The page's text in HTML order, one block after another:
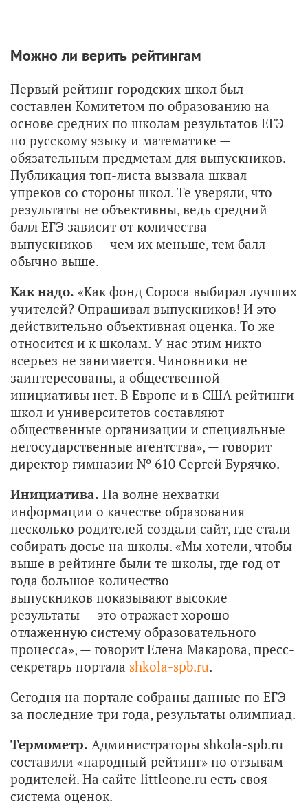
Можно ли верить рейтингам
Первый рейтинг городских школ был
составлен Комитетом по образованию на
основе средних по школам результатов ЕГЭ
по русскому языку и математике —
обязательным предметам для выпускников.
Публикация топ-листа вызвала шквал
упреков со стороны школ. Те уверяли, что
результаты не объективны, ведь средний
балл ЕГЭ зависит от количества
выпускников — чем их меньше, тем балл
обычно выше.
Как надо. «Как фонд Сороса выбирал лучших
учителей? Опрашивал выпускников! И это
действительно объективная оценка. То же
относится и к школам. У нас этим никто
всерьез не занимается. Чиновники не
заинтересованы, а общественной
инициативы нет. В Европе и в США рейтинги
школ и университетов составляют
общественные организации и специальные
негосударственные агентства», — говорит
директор гимназии № 610 Сергей Бурячко.
Инициатива. На волне нехватки
информации о качестве образования
несколько родителей создали сайт, где стали
собирать досье на школы. «Мы хотели, чтобы
выше в рейтинге были те школы, где год от
года большое количество
выпускников показывают высокие
результаты — это отражает хорошо
отлаженную систему образовательного
процесса», — говорит Елена Макарова, пресс-
секретарь портала shkola-spb.ru.
Сегодня на портале собраны данные по ЕГЭ
за последние три года, результаты олимпиад.
Термометр. Администраторы shkola-spb.ru
составили «народный рейтинг» по отзывам
родителей. На сайте littleone.ru есть своя
система оценок.